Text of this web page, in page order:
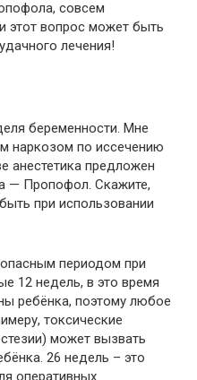
совсем
этот вопрос может быть
лечения!
беременности. Мне
наркозом по иссечению
анестетика предложен
— Пропофол. Скажите,
при использовании
периодом при
12 недель, в это время
ребёнка, поэтому любое
токсические
может вызвать
26 недель – это
оперативных